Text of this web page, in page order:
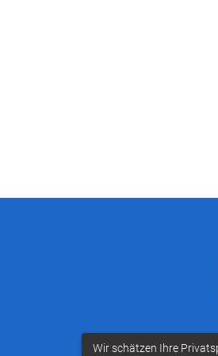
Wir schätzen Ihre